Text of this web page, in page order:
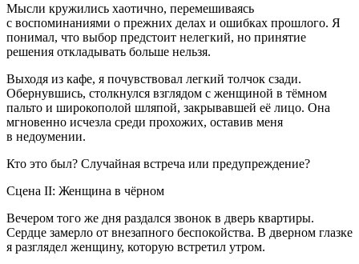
Мысли кружились хаотично, перемешиваясь
с воспоминаниями о прежних делах и ошибках прошлого. Я
понимал, что выбор предстоит нелегкий, но принятие
решения откладывать больше нельзя.
Выходя из кафе, я почувствовал легкий толчок сзади.
Обернувшись, столкнулся взглядом с женщиной в тёмном
пальто и широкополой шляпой, закрывавшей её лицо. Она
мгновенно исчезла среди прохожих, оставив меня
в недоумении.
Кто это был? Случайная встреча или предупреждение?
Сцена II: Женщина в чёрном
Вечером того же дня раздался звонок в дверь квартиры.
Сердце замерло от внезапного беспокойства. В дверном глазке
я разглядел женщину, которую встретил утром.